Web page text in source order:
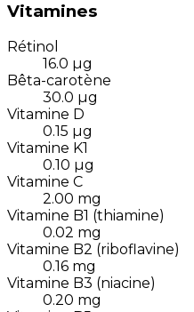
Vitamines
Rétinol
16.0 µg
Bêta-carotène
30.0 µg
Vitamine D
0.15 µg
Vitamine K1
0.10 µg
Vitamine C
2.00 mg
Vitamine B1 (thiamine)
0.02 mg
Vitamine B2 (riboflavine)
0.16 mg
Vitamine B3 (niacine)
0.20 mg